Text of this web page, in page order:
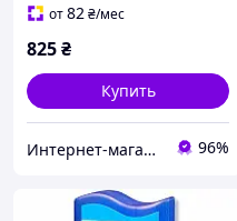
от82₴/мес
825₴
Купить
Интернет-магазин Danio 96%